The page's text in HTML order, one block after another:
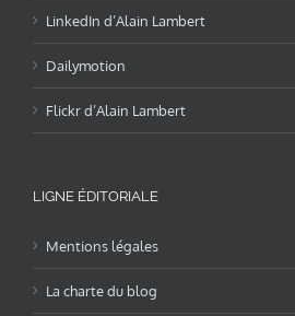
LinkedIn d’Alain Lambert
Dailymotion
Flickr d’Alain Lambert
LIGNE ÉDITORIALE
Mentions légales
La charte du blog